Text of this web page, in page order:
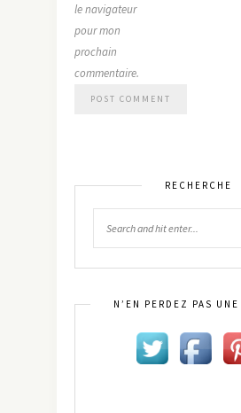
le navigateur
pour mon
prochain
commentaire.
RECHERCHE
N’EN PERDEZ PAS